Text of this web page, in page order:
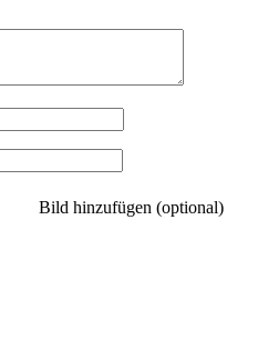
Bild hinzufügen (optional)